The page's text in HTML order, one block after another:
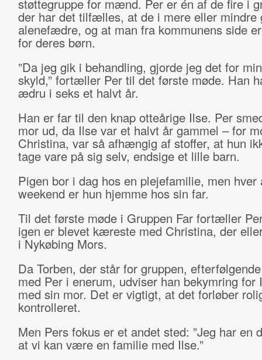
støttegruppe for mænd. Per er én af de fire i
der har det tilfælles, at de i mere eller mindre
alenefædre, og at man fra kommunens side
for deres børn.
”Da jeg gik i behandling, gjorde jeg det for
skyld,” fortæller Per til det første møde. Han
ædru i seks et halvt år.
Han er far til den knap otteårige Ilse. Per
mor ud, da Ilse var et halvt år gammel – for
Christina, var så afhængig af stoffer, at hun
tage vare på sig selv, endsige et lille barn.
Pigen bor i dag hos en plejefamilie, men hver
weekend er hun hjemme hos sin far.
Til det første møde i Gruppen Far fortæller
igen er blevet kæreste med Christina, der
i Nykøbing Mors.
Da Torben, der står for gruppen,
med Per i enerum, udviser han bekymring for
med sin mor. Det er vigtigt, at det forløber
kontrolleret.
Men Pers fokus er et andet sted: ”Jeg har en
at vi kan være en familie med Ilse.”